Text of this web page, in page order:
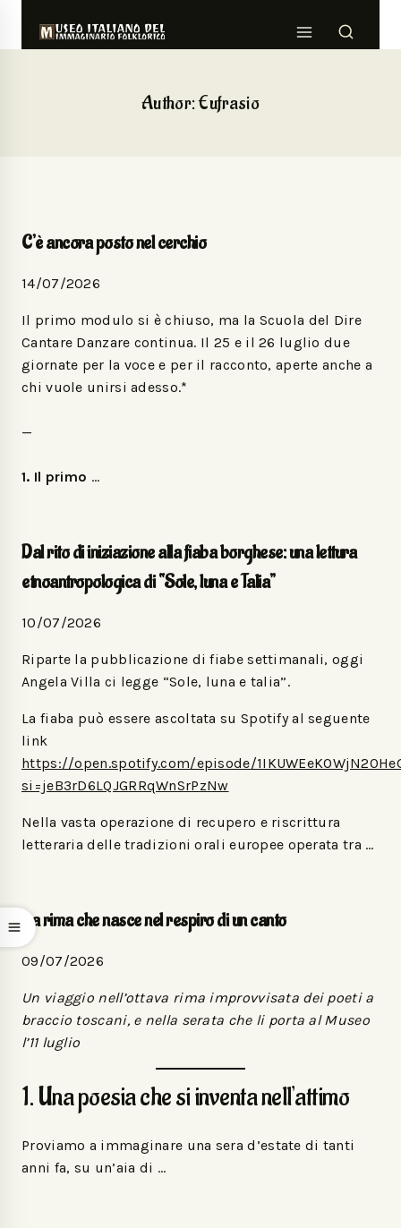
Author: Eufrasio
C’è ancora posto nel cerchio
14/07/2026
Il primo modulo si è chiuso, ma la Scuola del Dire
Cantare Danzare continua. Il 25 e il 26 luglio due
giornate per la voce e per il racconto, aperte anche a
chi vuole unirsi adesso.*
—
1. Il primo …
Dal rito di iniziazione alla fiaba borghese: una lettura
etnoantropologica di “Sole, luna e Talia”
10/07/2026
Riparte la pubblicazione di fiabe settimanali, oggi
Angela Villa ci legge “Sole, luna e talia”.
La fiaba può essere ascoltata su Spotify al seguente
link
https://open.spotify.com/episode/
si=jeB3rD6LQJGRRqWnSrPzNw
Nella vasta operazione di recupero e riscrittura
letteraria delle tradizioni orali europee operata tra …
La rima che nasce nel respiro di un canto
09/07/2026
Un viaggio nell’ottava rima improvvisata dei poeti a
braccio toscani, e nella serata che li porta al Museo
l’11 luglio
1. Una poesia che si inventa nell’attimo
Proviamo a immaginare una sera d’estate di tanti
anni fa, su un’aia di …